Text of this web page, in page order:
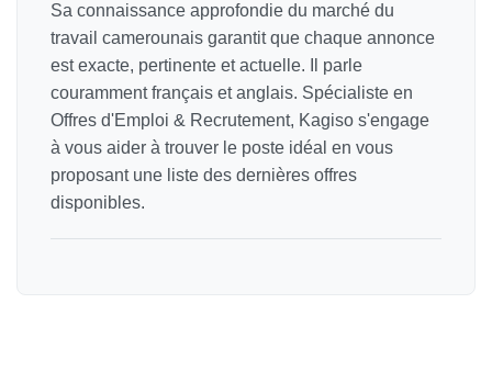
Sa connaissance approfondie du marché du
travail camerounais garantit que chaque annonce
est exacte, pertinente et actuelle. Il parle
couramment français et anglais. Spécialiste en
Offres d'Emploi & Recrutement, Kagiso s'engage
à vous aider à trouver le poste idéal en vous
proposant une liste des dernières offres
disponibles.